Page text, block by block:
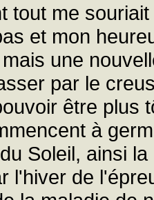
tout me
et mon
une
par le
être plus
à
Soleil, ainsi
l'hiver de